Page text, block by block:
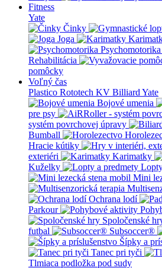
Fitness
Yate
Činky
Joga
Psychomotorika
Rehabilitácia
pomôcky
Voľný čas
Plastico Rototech KV Billiard Yate
Bojové umenia
pre psy
systém povrchovej úpravy
Bumball
Hracie kútiky
exteriéri
Karimatky
Kuželky
Mini
Ochrana lodí
Parkour
Spoločenské
futbal
Subsoccer®
Šípky a
Tanec pri tyči
Tlmiaca podložka pod sudy